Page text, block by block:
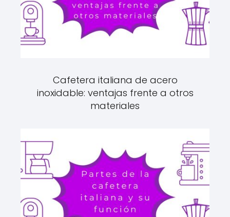
Cafetera italiana de acero
inoxidable: ventajas frente a otros
materiales